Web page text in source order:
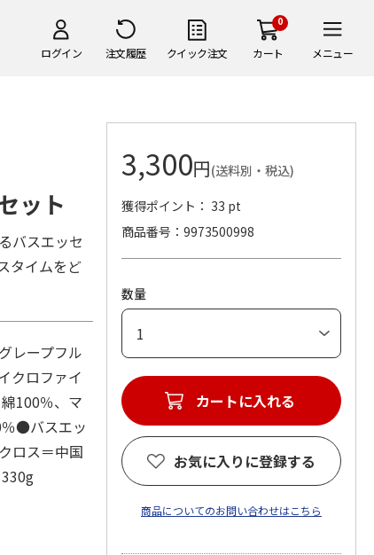
ログイン 注文履歴 クイック注文
0
カート メニュー
ット
バスエッセ
タイムをど
レープフル
クロファイ
100％、マ
％●バスエッ
ロス＝中国
3,300円(送料別・税込)
獲得ポイント： 33 pt
商品番号
9973500998
数量
カートに入れる
お気に入りに登録する
商品についてのお問い合わせはこちら